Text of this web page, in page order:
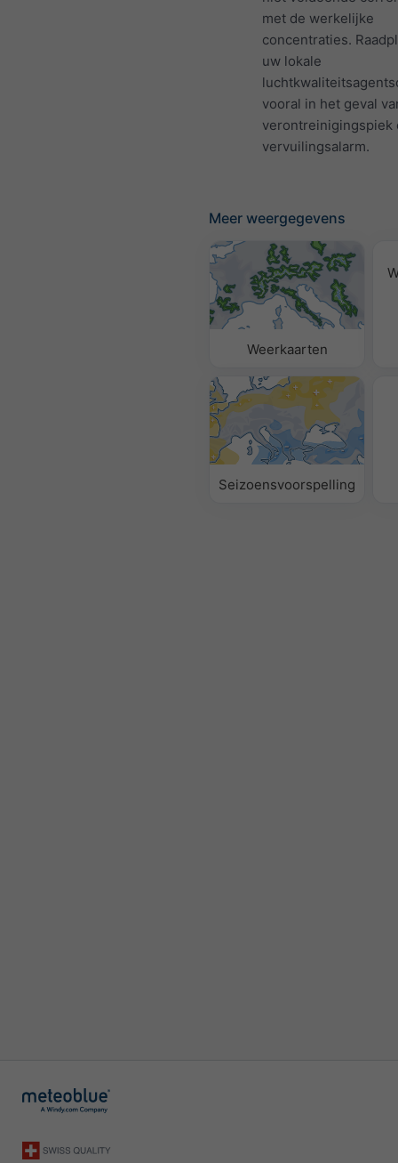
met de werkelijke
concentraties.
uw lokale
vooral in het geval
verontreinigingspiek
vervuilingsalarm.
Meer weergegevens
Weerkaarten
Seizoensvoorspelling